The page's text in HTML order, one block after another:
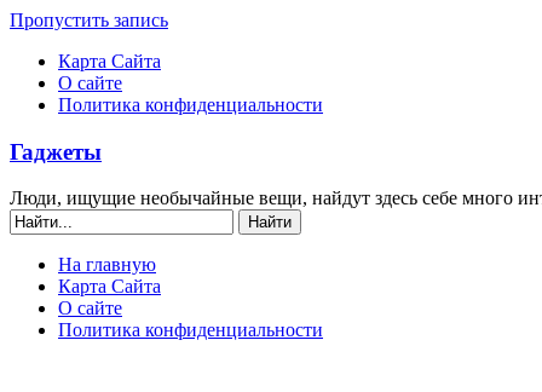
Пропустить запись
Карта Сайта
О сайте
Политика конфиденциальности
Гаджеты
Люди, ищущие необычайные вещи, найдут здесь себе много
На главную
Карта Сайта
О сайте
Политика конфиденциальности